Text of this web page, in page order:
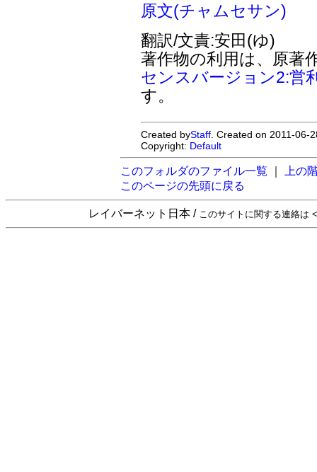
原文(チャムセサン)
翻訳/文責:安田(ゆ)
著作物の利用は、原著
センスバージョン2:営
す。
Created byStaff . Created on 2011-
Copyright: Default
このフォルダのファイル一覧
上の
このページの先頭に戻る
レイバーネット日本 / このサイトに関する連絡は